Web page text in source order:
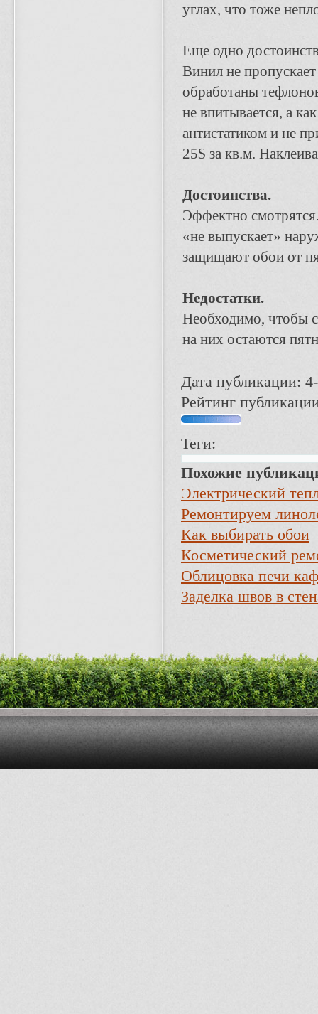
углах, что тоже
Еще одно
Винил не пропускает
обработаны
не впитывается, а
антистатиком и не
25$ за кв.м.
Достоинства.
Эффектно
«не выпускает»
защищают обои от
Недостатки.
Необходимо, чтобы
на них остаются
Дата публикации:
Рейтинг
Теги:
Похожие
Электрический
Ремонтируем
Как выбирать обои
Косметический
Облицовка печи
Заделка швов в